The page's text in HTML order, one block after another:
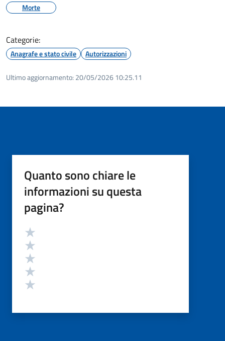
Morte
Categorie:
Anagrafe e stato civile Autorizzazioni
Ultimo aggiornamento: 20/05/2026 10:25.11
Quanto sono chiare le
informazioni su questa
pagina?
Valutazione